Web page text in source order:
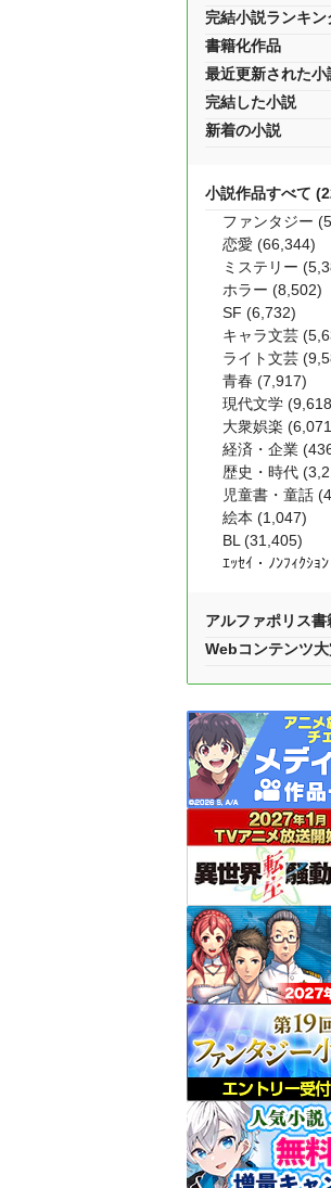
完結小説ランキン
書籍化作品
最近更新された小
完結した小説
新着の小説
小説作品すべて
ファンタジー
恋愛 (66,344)
ミステリー
ホラー (8,502)
SF (6,732)
キャラ文芸
ライト文芸
青春 (7,917)
現代文学
大衆娯楽
経済・企業
歴史・時代
児童書・童話
絵本 (1,047)
BL (31,405)
ｴｯｾｲ・ﾉﾝﾌｨｸｼｮ
アルファポリス
Webコンテンツ